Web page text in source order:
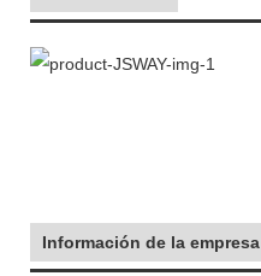
Información de la empresa